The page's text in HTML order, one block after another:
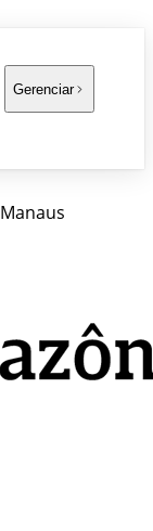
Gerenciar
Manaus